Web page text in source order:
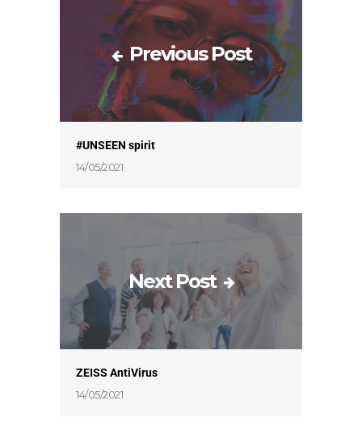
Previous Post
#UNSEEN spirit
14/05/2021
Next Post
ZEISS AntiVirus
14/05/2021